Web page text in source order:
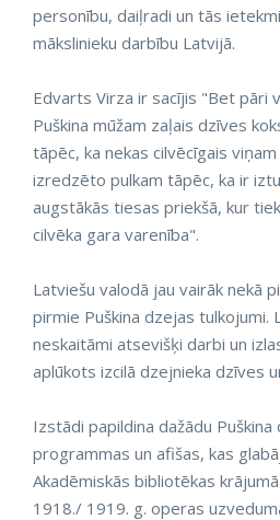
personību, daiļradi un tās
mākslinieku darbību Latvijā.
Edvarts Virza ir sacījis "Bet pāri
Puškina mūžam zaļais dzīves
tāpēc, ka nekas cilvēcīgais
izredzēto pulkam tāpēc, ka ir
augstākās tiesas priekšā, kur
cilvēka gara varenība".
Latviešu valodā jau vairāk nekā
pirmie Puškina dzejas tulkojumi.
neskaitāmi atsevišķi darbi un
aplūkots izcilā dzejnieka dzīves
Izstādi papildina dažādu
programmas un afišas, kas
Akadēmiskās bibliotēkas
1918./ 1919. g. operas